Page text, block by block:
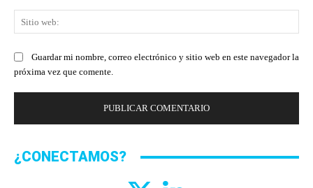
Guardar mi nombre, correo electrónico y sitio web en este navegador la
próxima vez que comente.
¿CONECTAMOS?